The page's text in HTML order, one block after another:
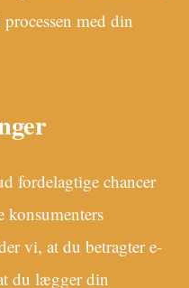
med din
fordelagtige chancer
konsumenters
vi, at du betragter e-
du lægger din